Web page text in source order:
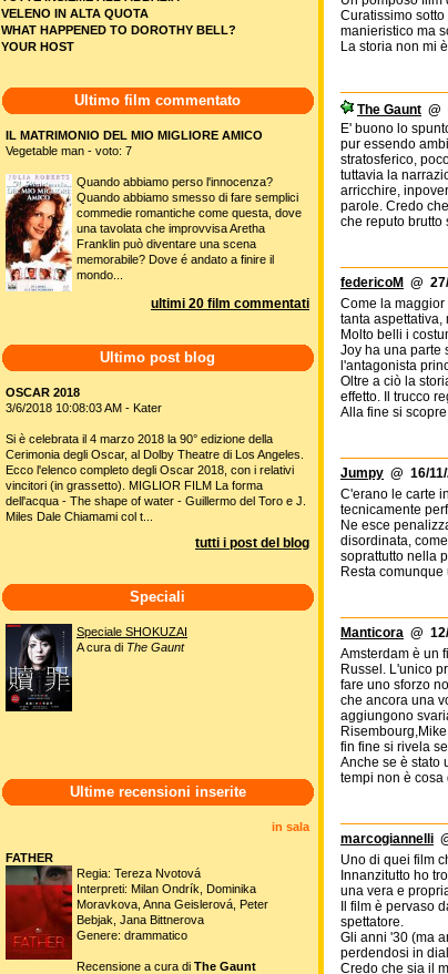
Curatissimo
manieristico ma
La storia non mi
The Gaunt @
E' buono lo
pur essendo
stratosferico,
tuttavia la
arricchire,
parole. Credo
che reputo brutto
federicoM @
Come la
tanta
Molto belli i
Joy ha una parte
l'antagonista
Oltre a ciò la
effetto. Il trucco
Alla fine si
Jumpy @ 16/
C'erano le carte
tecnicamente
Ne esce
disordinata,
soprattutto nella
Resta
Manticora @
Amsterdam è un
Russel. L'unico
fare uno sforzo
che ancora una
aggiungono
fin fine si rivela
Anche se è stato
tempi non è cosa
marcogiannelli
Uno di quei film
Innanzitutto ho
una vera e
Il film è pervaso
spettatore.
Gli anni '30 (ma
perdendosi in
Credo che sia il
VELENO IN ALTA QUOTA
WHAT HAPPENED TO DOROTHY BELL?
YOUR HOST
Ultimo film commentato
IL MATRIMONIO DEL MIO MIGLIORE AMICO
Vegetable man - voto: 7
Quando abbiamo perso l'innocenza?
Quando abbiamo smesso di fare semplici
commedie romantiche come questa, dove
una tavolata che improvvisa Aretha
Franklin può diventare una scena
memorabile? Dove é andato a finire il
mondo...
ultimi 20 film commentati
Ultimo post blog
OSCAR 2018
3/6/2018 10:08:03 AM - Kater
Si è celebrata il 4 marzo 2018 la 90° edizione della
Cerimonia degli Oscar, al Dolby Theatre di Los Angeles.
Ecco l'elenco completo degli Oscar 2018, con i relativi
vincitori (in grassetto). MIGLIOR FILM La forma
dell'acqua - The shape of water - Guillermo del Toro e J.
Miles Dale Chiamami col t...
tutti i post del blog
Speciali
Speciale SHOKUZAI
A cura di The Gaunt
Ultime recensioni inserite
in sala
FATHER
Regia: Tereza Nvotová
Interpreti: Milan Ondrík, Dominika
Moravkova, Anna Geislerová, Peter
Bebjak, Jana Bittnerova
Genere: drammatico
Recensione a cura di The Gaunt